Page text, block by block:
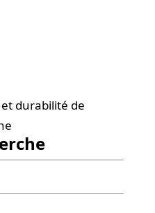
durabilité de